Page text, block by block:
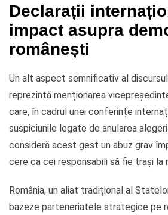
Declarații
impact asupra
românești
Un alt aspect semnificativ al
reprezintă menționarea
care, în cadrul unei conferințe
suspiciunile legate de anularea
consideră acest gest un abuz grav
cere ca cei responsabili să fie trași la
România, un aliat tradițional al
bazeze parteneriatele strategice pe